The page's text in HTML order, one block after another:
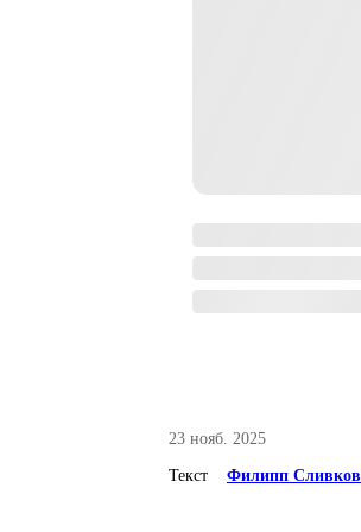
23 нояб. 2025
Текст Филипп Сливков